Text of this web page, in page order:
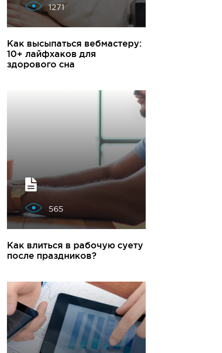
1271
Как высыпаться вебмастеру:
10+ лайфхаков для
здорового сна
565
Как влиться в рабочую суету
после праздников?